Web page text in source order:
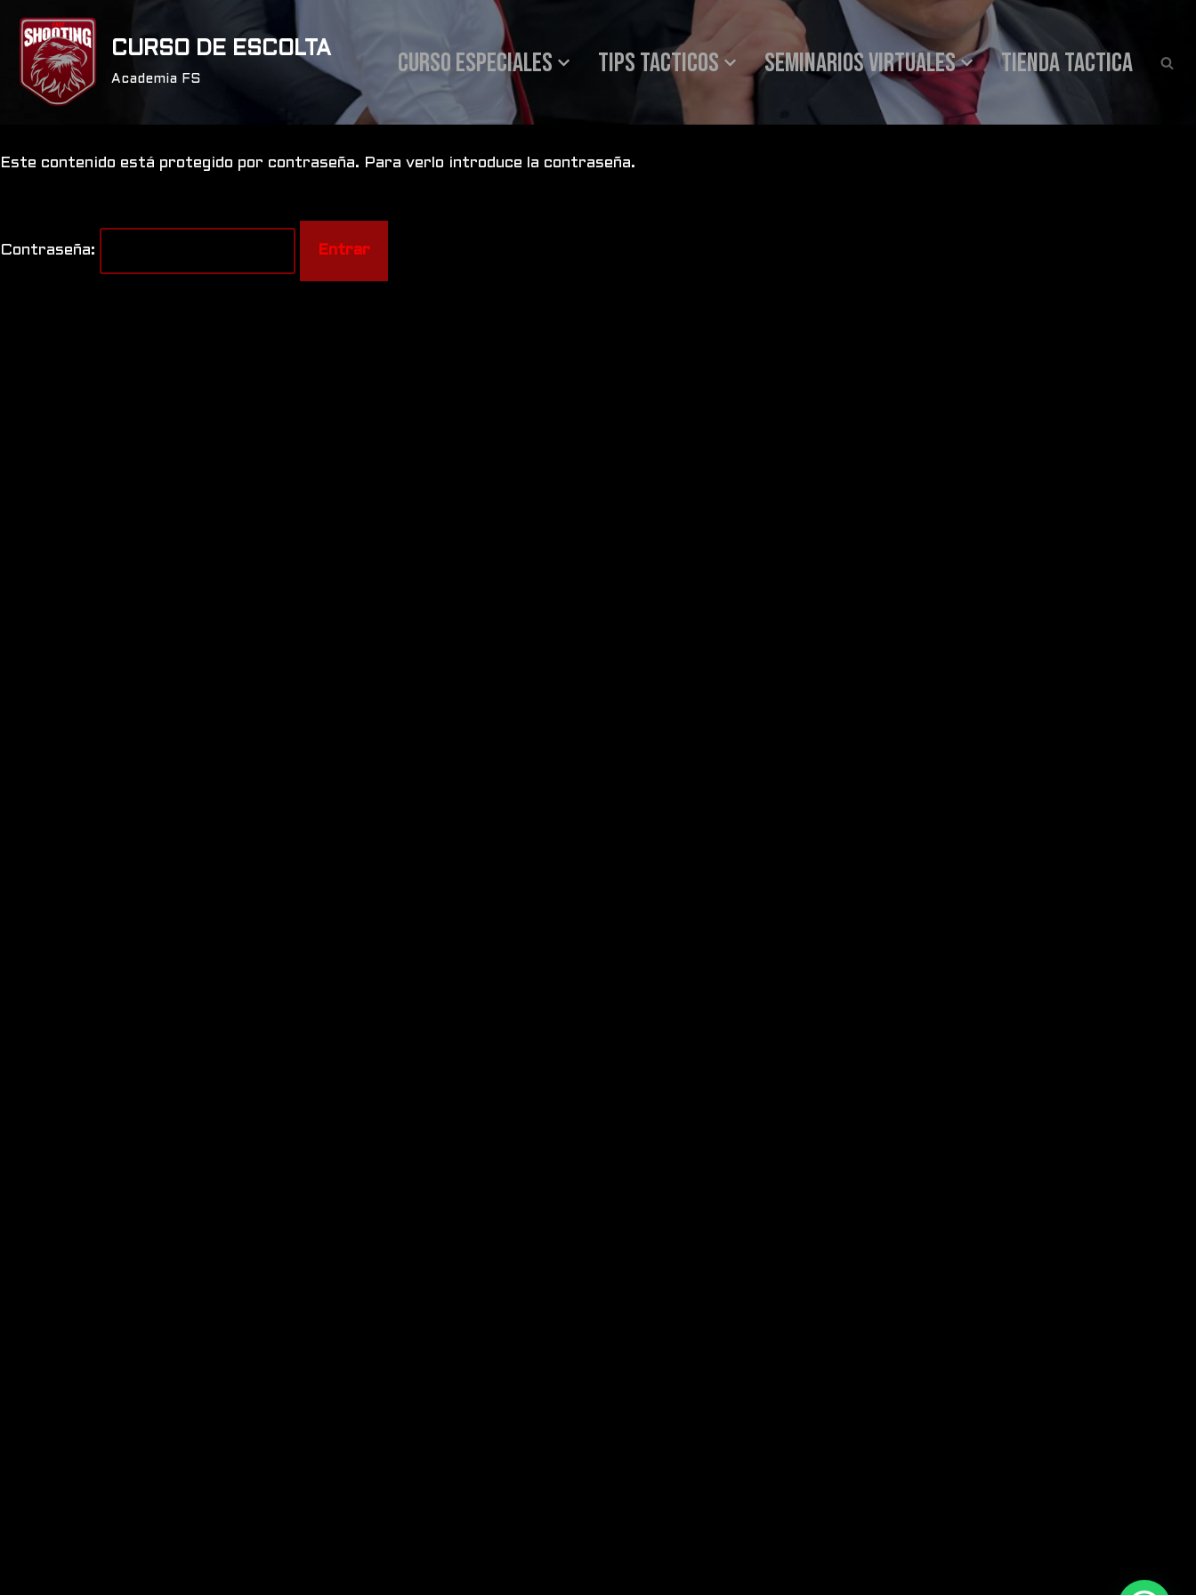
Saltar
contenido
CURSO DE ESCOLTA
Academia FS
Curso especiales Tips tacticos SEMINARIOS VIRTUALES Tienda Tactica
Este contenido está protegido por contraseña. Para verlo introduce la contraseña.
Contraseña: